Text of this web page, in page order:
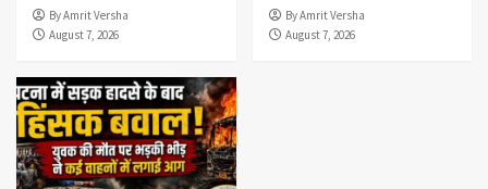
By Amrit Versha
August 7, 2026
By Amrit Versha
August 7, 2026